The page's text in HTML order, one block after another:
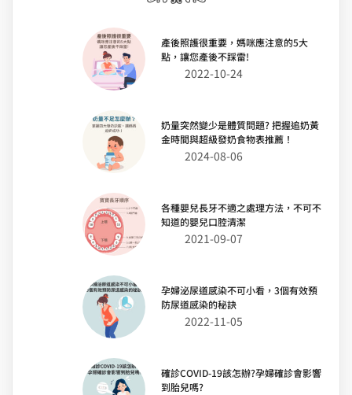
產後照護很重要，媽咪應注意的5大
點，讓您產後不踩雷!
2022-10-24
奶量突然變少是體質問題? 把握追奶黃
金時間與超級發奶食物表推薦！
2024-08-06
各種嬰兒長牙不適之處理方法，不可不
知道的嬰兒口腔清潔
2021-09-07
孕婦泌尿道感染不可小看，3個有效預
防尿道感染的秘訣
2022-11-05
確診COVID-19該怎辦?孕婦確診會影響
到胎兒嗎?